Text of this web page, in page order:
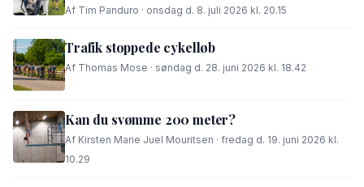
Af Tim Panduro · onsdag d. 8. juli 2026 kl. 20.15
Trafik stoppede cykelløb
Af Thomas Mose · søndag d. 28. juni 2026 kl. 18.42
Kan du svømme 200 meter?
Af Kirsten Marie Juel Mouritsen · fredag d. 19. juni 2026 kl.
10.29